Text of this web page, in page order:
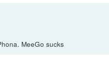
MeeGo sucks